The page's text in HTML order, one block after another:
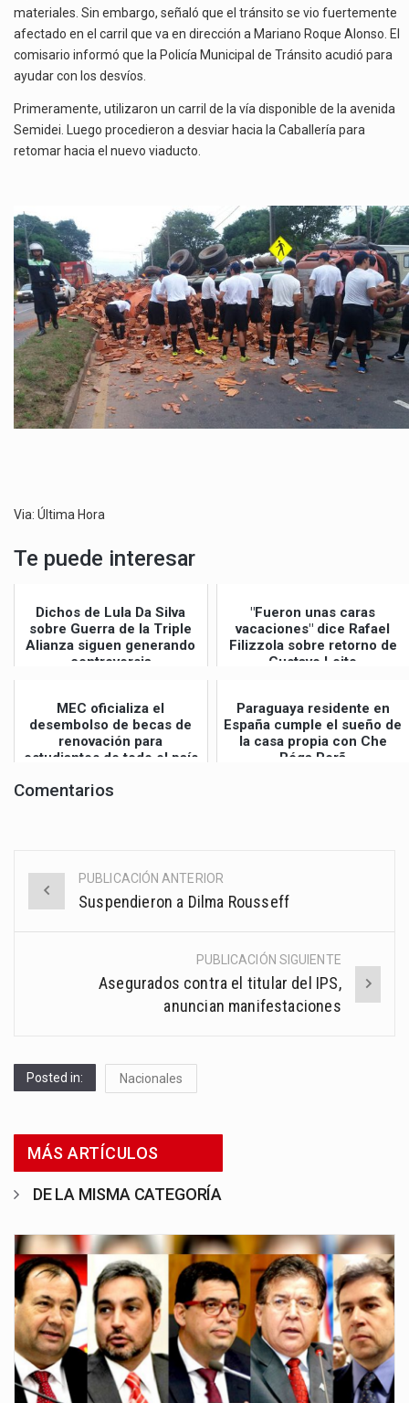
materiales. Sin embargo, señaló que el tránsito se vio fuertemente
afectado en el carril que va en dirección a Mariano Roque Alonso. El
comisario informó que la Policía Municipal de Tránsito acudió para
ayudar con los desvíos.
Primeramente, utilizaron un carril de la vía disponible de la avenida
Semidei. Luego procedieron a desviar hacia la Caballería para
retomar hacia el nuevo viaducto.
Via: Última Hora
Te puede interesar
Dichos de Lula Da Silva
sobre Guerra de la Triple
Alianza siguen generando
controversia
"Fueron unas caras
vacaciones" dice Rafael
Filizzola sobre retorno de
Gustavo Leite
MEC oficializa el
desembolso de becas de
renovación para
estudiantes de todo el país
Paraguaya residente en
España cumple el sueño de
la casa propia con Che
Róga Porã
Comentarios
Post
navigation
PUBLICACIÓN ANTERIOR
Suspendieron a Dilma Rousseff
PUBLICACIÓN SIGUIENTE
Asegurados contra el titular del IPS,
anuncian manifestaciones
Posted in: Nacionales
MÁS ARTÍCULOS
DE LA MISMA CATEGORÍA